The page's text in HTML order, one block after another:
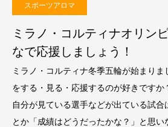
スポーツアロマ
ミラノ・コルティナオリン
なで応援しましょう！
ミラノ・コルティナ冬季五輪が始まり
をする・見る・応援するのが好きですか
自分が見ている選手などが出ている試合
とか「成績はどうだったかな？」と思